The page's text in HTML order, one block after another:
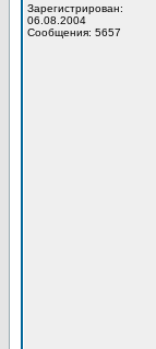
Зарегистрирован:
06.08.2004
Сообщения: 5657